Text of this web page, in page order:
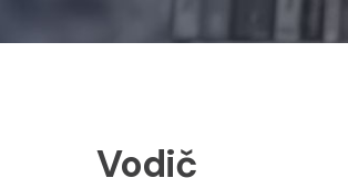
Vodič